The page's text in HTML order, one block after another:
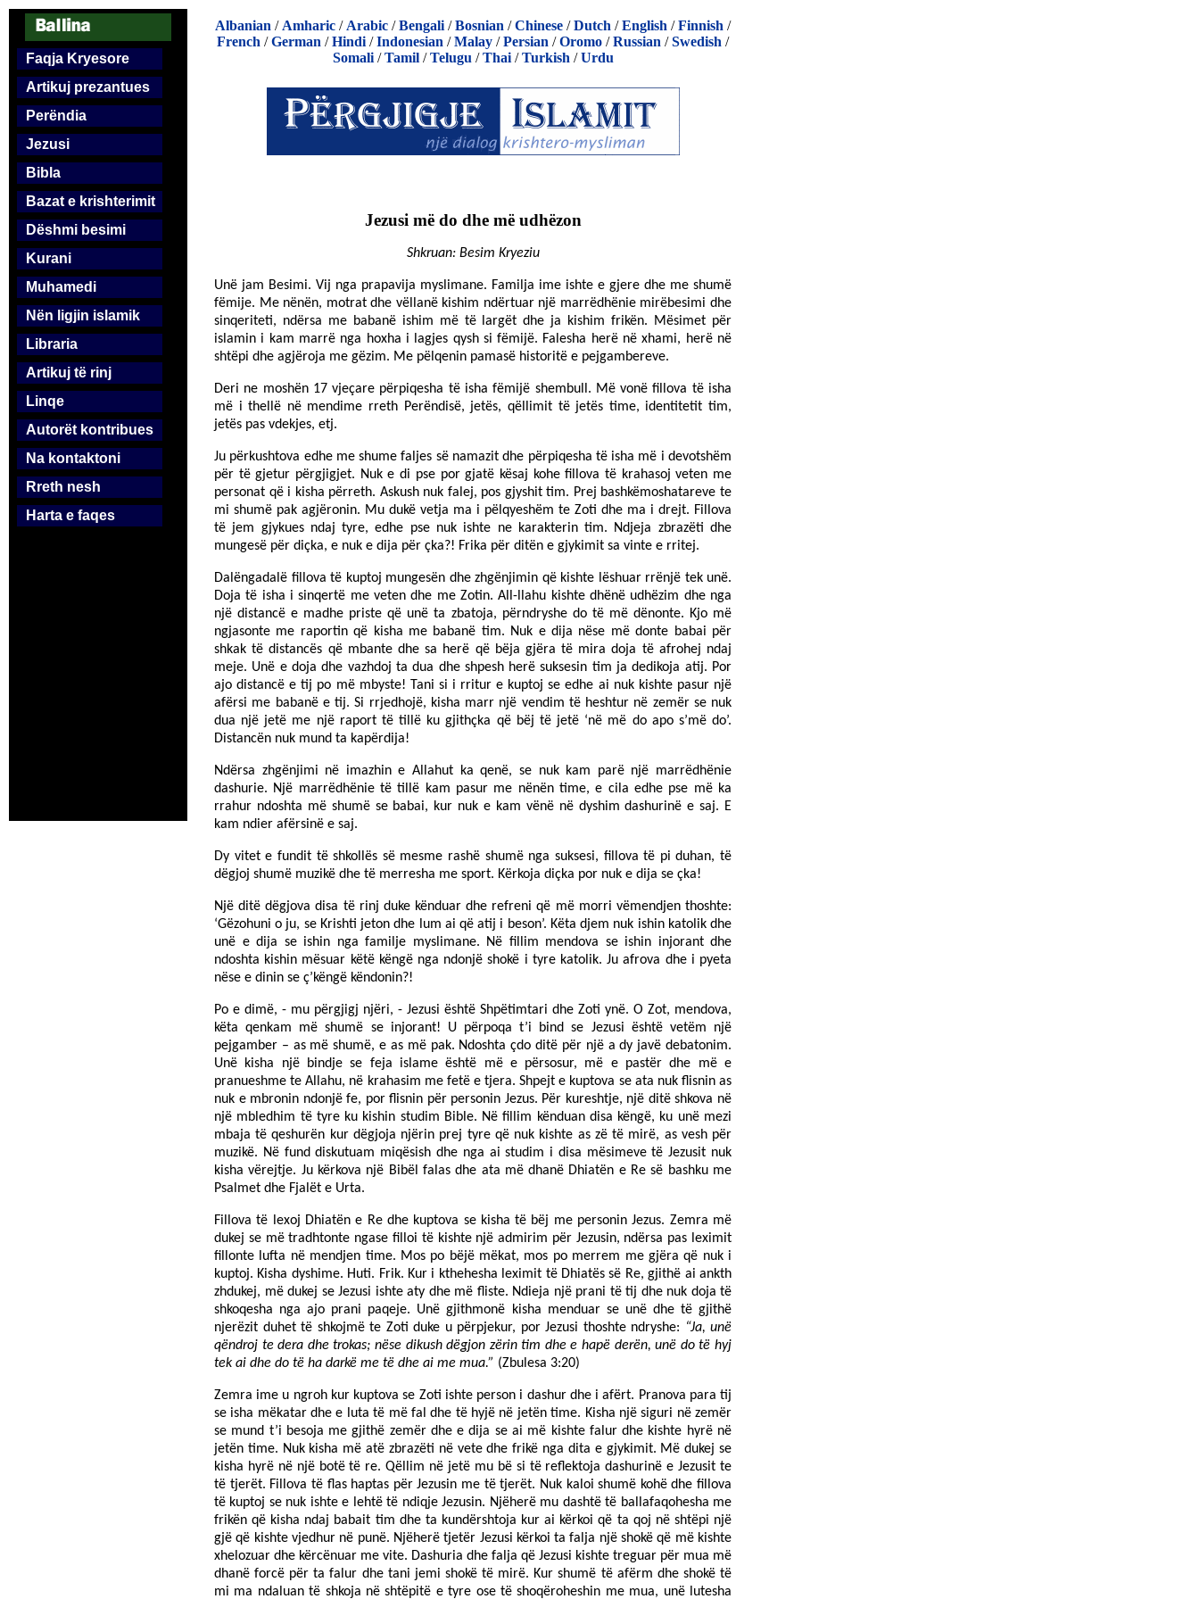
Faqja Kryesore
Artikuj prezantues
Perëndia
Jezusi
Bibla
Bazat e krishterimit
Dëshmi besimi
Kurani
Muhamedi
Nën ligjin islamik
Libraria
Artikuj të rinj
Linqe
Autorët kontribues
Na kontaktoni
Rreth nesh
Harta e faqes
Albanian / Amharic / Arabic /Bengali /Bosnian /Chinese /Dutch /English /Finnish /
French /German /Hindi /Indonesian /Malay /Persian /Oromo /Russian /Swedish /
Somali/Tamil/Telugu /Thai/Turkish /Urdu
Jezusi më do dhe më udhëzon
Shkruan: Besim Kryeziu
Unë jam Besimi. Vij nga prapavija myslimane. Familja ime ishte e gjere dhe me shumë
fëmije. Me nënën, motrat dhe vëllanë kishim ndërtuar një marrëdhënie mirëbesimi dhe
sinqeriteti, ndërsa me babanë ishim më të largët dhe ja kishim frikën. Mësimet për
islamin i kam marrë nga hoxha i lagjes qysh si fëmijë. Falesha herë në xhami, herë në
shtëpi dhe agjëroja me gëzim. Me pëlqenin pamasë historitë e pejgambereve.
Deri ne moshën 17 vjeçare përpiqesha të isha fëmijë shembull. Më vonë fillova të isha
më i thellë në mendime rreth Perëndisë, jetës, qëllimit të jetës time, identitetit tim,
jetës pas vdekjes, etj.
Ju përkushtova edhe me shume faljes së namazit dhe përpiqesha të isha më i devotshëm
për të gjetur përgjigjet. Nuk e di pse por gjatë kësaj kohe fillova të krahasoj veten me
personat që i kisha përreth. Askush nuk falej, pos gjyshit tim. Prej bashkëmoshatareve te
mi shumë pak agjëronin. Mu dukë vetja ma i pëlqyeshëm te Zoti dhe ma i drejt. Fillova
të jem gjykues ndaj tyre, edhe pse nuk ishte ne karakterin tim. Ndjeja zbrazëti dhe
mungesë për diçka, e nuk e dija për çka?! Frika për ditën e gjykimit sa vinte e rritej.
Dalëngadalë fillova të kuptoj mungesën dhe zhgënjimin që kishte lëshuar rrënjë tek unë.
Doja të isha i sinqertë me veten dhe me Zotin. All-llahu kishte dhënë udhëzim dhe nga
një distancë e madhe priste që unë ta zbatoja, përndryshe do të më dënonte. Kjo më
ngjasonte me raportin që kisha me babanë tim. Nuk e dija nëse më donte babai për
shkak të distancës që mbante dhe sa herë që bëja gjëra të mira doja të afrohej ndaj
meje. Unë e doja dhe vazhdoj ta dua dhe shpesh herë suksesin tim ja dedikoja atij. Por
ajo distancë e tij po më mbyste! Tani si i rritur e kuptoj se edhe ai nuk kishte pasur një
afërsi me babanë e tij. Si rrjedhojë, kisha marr një vendim të heshtur në zemër se nuk
dua një jetë me një raport të tillë ku gjithçka që bëj të jetë ‘në më do apo s’më do’.
Distancën nuk mund ta kapërdija!
Ndërsa zhgënjimi në imazhin e Allahut ka qenë, se nuk kam parë një marrëdhënie
dashurie. Një marrëdhënie të tillë kam pasur me nënën time, e cila edhe pse më ka
rrahur ndoshta më shumë se babai, kur nuk e kam vënë në dyshim dashurinë e saj. E
kam ndier afërsinë e saj.
Dy vitet e fundit të shkollës së mesme rashë shumë nga suksesi, fillova të pi duhan, të
dëgjoj shumë muzikë dhe të merresha me sport. Kërkoja diçka por nuk e dija se çka!
Një ditë dëgjova disa të rinj duke kënduar dhe refreni që më morri vëmendjen thoshte:
‘Gëzohuni o ju, se Krishti jeton dhe lum ai që atij i beson’. Këta djem nuk ishin katolik dhe
unë e dija se ishin nga familje myslimane. Në fillim mendova se ishin injorant dhe
ndoshta kishin mësuar këtë këngë nga ndonjë shokë i tyre katolik. Ju afrova dhe i pyeta
nëse e dinin se ç’këngë këndonin?!
Po e dimë, - mu përgjigj njëri, - Jezusi është Shpëtimtari dhe Zoti ynë. O Zot, mendova,
këta qenkam më shumë se injorant! U përpoqa t’i bind se Jezusi është vetëm një
pejgamber – as më shumë, e as më pak. Ndoshta çdo ditë për një a dy javë debatonim.
Unë kisha një bindje se feja islame është më e përsosur, më e pastër dhe më e
pranueshme te Allahu, në krahasim me fetë e tjera. Shpejt e kuptova se ata nuk flisnin as
nuk e mbronin ndonjë fe, por flisnin për personin Jezus. Për kureshtje, një ditë shkova në
një mbledhim të tyre ku kishin studim Bible. Në fillim kënduan disa këngë, ku unë mezi
mbaja të qeshurën kur dëgjoja njërin prej tyre që nuk kishte as zë të mirë, as vesh për
muzikë. Në fund diskutuam miqësish dhe nga ai studim i disa mësimeve të Jezusit nuk
kisha vërejtje. Ju kërkova një Bibël falas dhe ata më dhanë Dhiatën e Re së bashku me
Psalmet dhe Fjalët e Urta.
Fillova të lexoj Dhiatën e Re dhe kuptova se kisha të bëj me personin Jezus. Zemra më
dukej se më tradhtonte ngase filloi të kishte një admirim për Jezusin, ndërsa pas leximit
fillonte lufta në mendjen time. Mos po bëjë mëkat, mos po merrem me gjëra që nuk i
kuptoj. Kisha dyshime. Huti. Frik. Kur i kthehesha leximit të Dhiatës së Re, gjithë ai ankth
zhdukej, më dukej se Jezusi ishte aty dhe më fliste. Ndieja një prani të tij dhe nuk doja të
shkoqesha nga ajo prani paqeje. Unë gjithmonë kisha menduar se unë dhe të gjithë
njerëzit duhet të shkojmë te Zoti duke u përpjekur, por Jezusi thoshte ndryshe: “Ja, unë
qëndroj te dera dhe trokas; nëse dikush dëgjon zërin tim dhe e hapë derën, unë do të hyj
tek ai dhe do të ha darkë me të dhe ai me mua.” (Zbulesa 3:20)
Zemra ime u ngroh kur kuptova se Zoti ishte person i dashur dhe i afërt. Pranova para tij
se isha mëkatar dhe e luta të më fal dhe të hyjë në jetën time. Kisha një siguri në zemër
se mund t’i besoja me gjithë zemër dhe e dija se ai më kishte falur dhe kishte hyrë në
jetën time. Nuk kisha më atë zbrazëti në vete dhe frikë nga dita e gjykimit. Më dukej se
kisha hyrë në një botë të re. Qëllim në jetë mu bë si të reflektoja dashurinë e Jezusit te
të tjerët. Fillova të flas haptas për Jezusin me të tjerët. Nuk kaloi shumë kohë dhe fillova
të kuptoj se nuk ishte e lehtë të ndiqje Jezusin. Njëherë mu dashtë të ballafaqohesha me
frikën që kisha ndaj babait tim dhe ta kundërshtoja kur ai kërkoi që ta qoj në shtëpi një
gjë që kishte vjedhur në punë. Njëherë tjetër Jezusi kërkoi ta falja një shokë që më kishte
xhelozuar dhe kërcënuar me vite. Dashuria dhe falja që Jezusi kishte treguar për mua më
dhanë forcë për ta falur dhe tani jemi shokë të mirë. Kur shumë të afërm dhe shokë të
mi ma ndaluan të shkoja në shtëpitë e tyre ose të shoqëroheshin me mua, unë lutesha